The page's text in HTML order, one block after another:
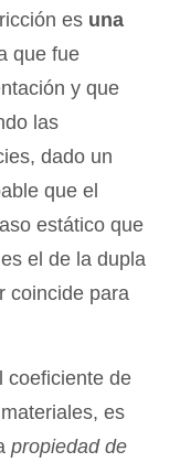
es una
que fue
y que
las
dado un
que el
estático que
el de la dupla
coincide para
coeficiente de
es
propiedad de